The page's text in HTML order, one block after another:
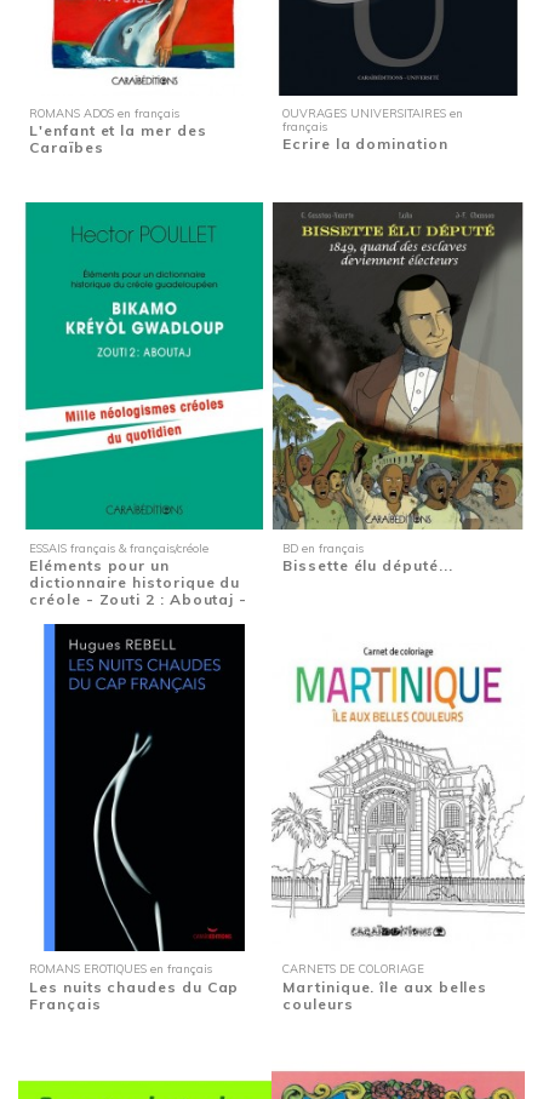
ROMANS ADOS en français
L'enfant et la mer des
Caraïbes
OUVRAGES UNIVERSITAIRES en
français
Ecrire la domination
ESSAIS français & français/créole
Eléments pour un
dictionnaire historique du
créole - Zouti 2 : Aboutaj -
BD en français
Bissette élu député...
ROMANS EROTIQUES en français
Les nuits chaudes du Cap
Français
CARNETS DE COLORIAGE
Martinique. île aux belles
couleurs